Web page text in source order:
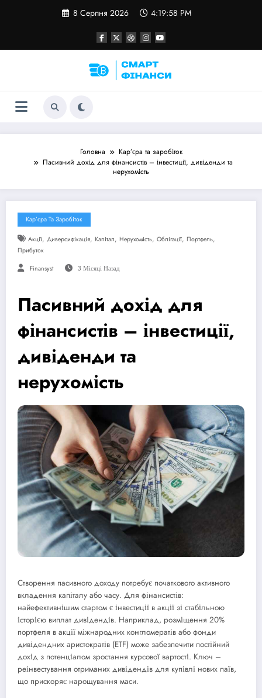
8 Серпня 2026 4:19:58 PM
Головна
Кар’єра та заробіток
Пасивний дохід для фінансистів – інвестиції, дивіденди та
нерухомість
Кар’єра Та Заробіток
Акції, Диверсифікація, Капітал, Нерухомість, Облігації, Портфель,
Прибуток
Finansyst 3 Місяці Назад
Пасивний дохід для
фінансистів – інвестиції,
дивіденди та
нерухомість
Створення пасивного доходу потребує початкового активного
вкладення капіталу або часу. Для фінансистів:
найефективнішим стартом є інвестиції в акції зі стабільною
історією виплат дивідендів. Наприклад, розміщення 20%
портфеля в акції міжнародних конгломератів або фонди
дивідендних аристократів (ETF) може забезпечити постійний
дохід з потенціалом зростання курсової вартості. Ключ –
реінвестування отриманих дивідендів для купівлі нових паїв,
що прискоряє нарощування маси.